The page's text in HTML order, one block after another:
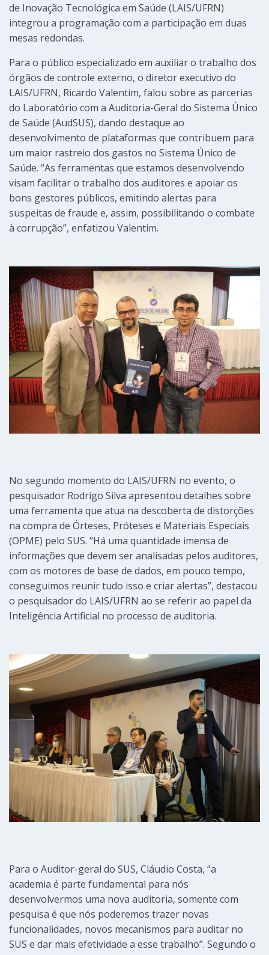
de Inovação Tecnológica em Saúde (LAIS/UFRN)
integrou a programação com a participação em duas
mesas redondas.
Para o público especializado em auxiliar o trabalho dos
órgãos de controle externo, o diretor executivo do
LAIS/UFRN, Ricardo Valentim, falou sobre as parcerias
do Laboratório com a Auditoria-Geral do Sistema Único
de Saúde (AudSUS), dando destaque ao
desenvolvimento de plataformas que contribuem para
um maior rastreio dos gastos no Sistema Único de
Saúde. “As ferramentas que estamos desenvolvendo
visam facilitar o trabalho dos auditores e apoiar os
bons gestores públicos, emitindo alertas para
suspeitas de fraude e, assim, possibilitando o combate
à corrupção”, enfatizou Valentim.
No segundo momento do LAIS/UFRN no evento, o
pesquisador Rodrigo Silva apresentou detalhes sobre
uma ferramenta que atua na descoberta de distorções
na compra de Órteses, Próteses e Materiais Especiais
(OPME) pelo SUS. “Há uma quantidade imensa de
informações que devem ser analisadas pelos auditores,
com os motores de base de dados, em pouco tempo,
conseguimos reunir tudo isso e criar alertas”, destacou
o pesquisador do LAIS/UFRN ao se referir ao papel da
Inteligência Artificial no processo de auditoria.
Para o Auditor-geral do SUS, Cláudio Costa, “a
academia é parte fundamental para nós
desenvolvermos uma nova auditoria, somente com
pesquisa é que nós poderemos trazer novas
funcionalidades, novos mecanismos para auditar no
SUS e dar mais efetividade a esse trabalho”. Segundo o